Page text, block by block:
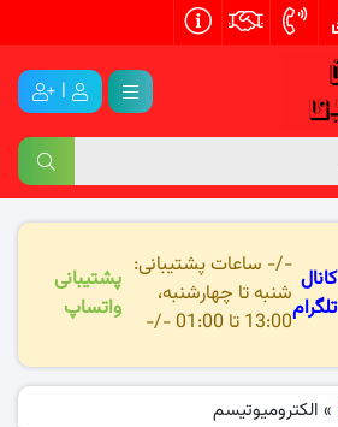
|
کانال
تلگرام
-/- ساعات پشتیبانی:
شنبه تا چهارشنبه،
13:00 تا 01:00 -/-
پشتیبانی
واتساپ
» الکترومیوتیسم